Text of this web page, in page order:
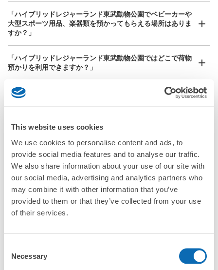
This website uses cookies
We use cookies to personalise content and ads, to
provide social media features and to analyse our traffic.
We also share information about your use of our site with
our social media, advertising and analytics partners who
may combine it with other information that you’ve
provided to them or that they’ve collected from your use
of their services.
Selection
Necessary
保管できる荷物数
00小:30/ ¥600
支払い方法
このコインロッカーの位置を見る
本日の営業時間:09:30〜17:00
ハートフルタウン(遊園地内、置物の豚がたくさんいる場
所で空中ゴンドラ乗り場下
手ぶらで1日快適に！
楽器、ベビーカー、ゴルフバッグ等、1人が持てる大きさの荷物であればどんなサイズでも
OK
万が一に備えた安心補償
荷物の破損、盗難等万が一に備えた保証も完備で安心
「ハイブリッドレジャーランド東武動物公園でベビーカーや
大型スポーツ用品、楽器類を預かってもらえる場所はありま
すか？」
「ハイブリッドレジャーランド東武動物公園ではどこで荷物
預かりを利用できますか？」
「ハイブリッドレジャーランド東武動物公園にあるコインロ
「ハイブリッドレジャーランド東武動物公園にある店舗は、
ハイブリッドレジャーランド東武動物公園の
ハイブリッドレジャーランド東武動物公園周辺での荷物預かり場
所をご紹介します！